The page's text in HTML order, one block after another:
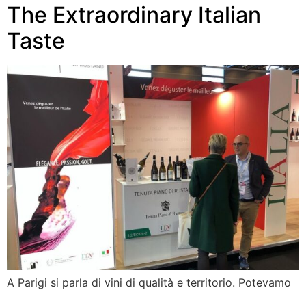
The Extraordinary Italian
Taste
A Parigi si parla di vini di qualità e territorio. Potevamo